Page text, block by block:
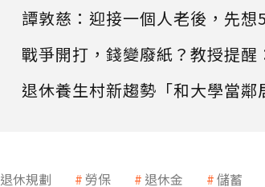
譚敦慈：迎接一個人老後，先想
戰爭開打，錢變廢紙？教授提醒
退休養生村新趨勢「和大學當
退休規劃 勞保 退休金 儲蓄